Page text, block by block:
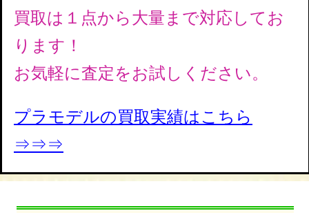
買取は１点から大量まで対応してお
ります！
お気軽に査定をお試しください。
プラモデルの買取実績はこちら
⇒⇒⇒